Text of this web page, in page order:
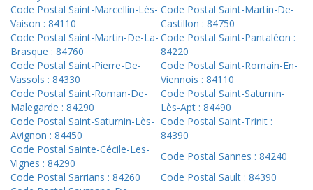
Code Postal Saint-Marcellin-Lès-
Vaison : 84110
Code Postal Saint-Martin-De-
Castillon : 84750
Code Postal Saint-Martin-De-La-
Brasque : 84760
Code Postal Saint-Pantaléon :
84220
Code Postal Saint-Pierre-De-
Vassols : 84330
Code Postal Saint-Romain-En-
Viennois : 84110
Code Postal Saint-Roman-De-
Malegarde : 84290
Code Postal Saint-Saturnin-
Lès-Apt : 84490
Code Postal Saint-Saturnin-Lès-
Avignon : 84450
Code Postal Saint-Trinit :
84390
Code Postal Sainte-Cécile-Les-
Vignes : 84290
Code Postal Sannes : 84240
Code Postal Sarrians : 84260
Code Postal Sault : 84390